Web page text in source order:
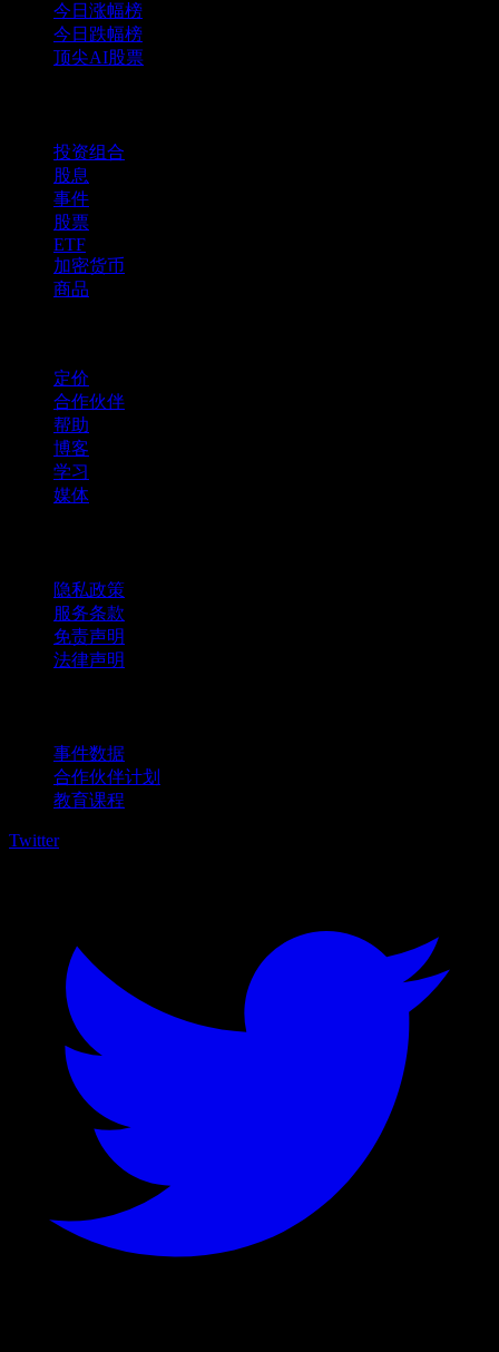
今日涨幅榜
今日跌幅榜
顶尖AI股票
投资组合
股息
事件
股票
ETF
加密货币
商品
定价
合作伙伴
帮助
博客
学习
媒体
隐私政策
服务条款
免责声明
法律声明
事件数据
合作伙伴计划
教育课程
Twitter